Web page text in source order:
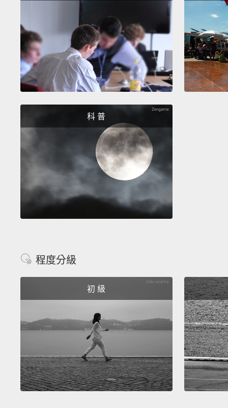
科 普
程度分級
初 級